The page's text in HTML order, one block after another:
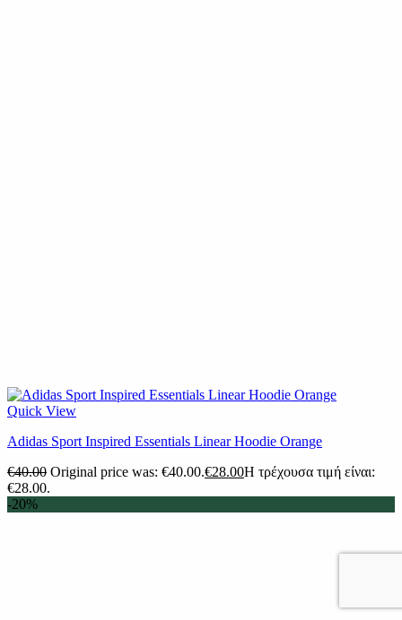
Quick View
Adidas Sport Inspired Essentials Linear Hoodie Orange
€40.00 Original price was: €40.00.€28.00Η τρέχουσα τιμή είναι:
€28.00.
-20%